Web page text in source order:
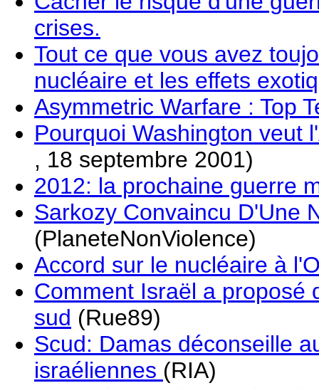
crises.
Tout ce que vous avez
nucléaire et les effets
Asymmetric Warfare : Top
Pourquoi Washington veut
, 18 septembre 2001)
2012: la prochaine guerre
Sarkozy Convaincu D'Une
(PlaneteNonViolence)
Accord sur le nucléaire à
Comment Israël a proposé
sud (Rue89)
Scud: Damas déconseille
israéliennes (RIA)